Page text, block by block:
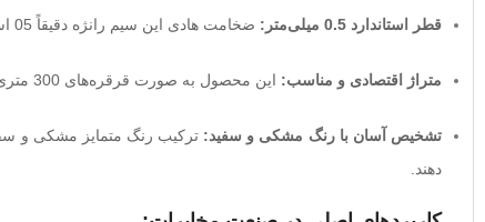
قطر استاندارد 0.5 میلی‌متر: ضخامت هادی این سیم رانژه دقیقاً 05 است که استانداردترین سایز برای سیم‌کشی‌های مخابراتی داخل ساختمان و مراکز تلفن به شمار می‌رود و افت سیگنال را به حداقل می‌رساند.
متراژ اقتصادی و مناسب: این محصول به صورت قرقره‌های 300 متری عرضه می‌شود که خرید آن را برای پروژه‌های کابل‌کشی مخابراتی و پیمانکاران بسیار مقرون‌به‌صرفه می‌کند.
تشخیص آسان با رنگ مشکی و سفید: ترکیب رنگ متمایز مشکی و
دهند.